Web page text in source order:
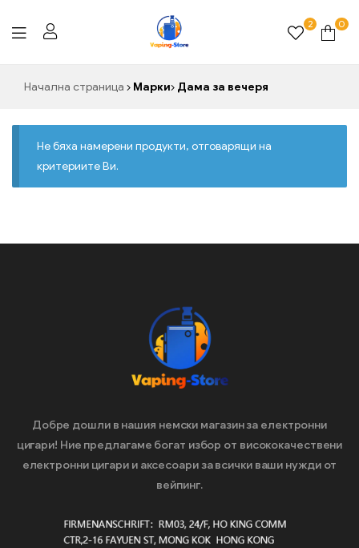
2 0
Начална страница Марки Дама за вечеря
Не бяха намерени продукти, отговарящи на
критериите Ви.
Добре дошли в нашия немски магазин за електронни
цигари! Ние предлагаме богат избор от висококачествени
електронни цигари и аксесоари за всички ваши нужди от
вейпинг.